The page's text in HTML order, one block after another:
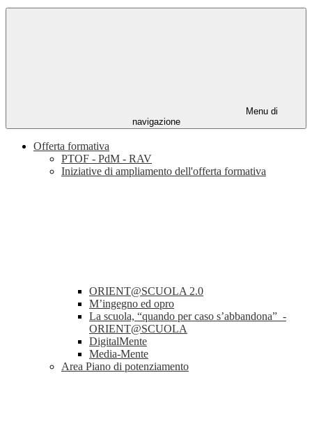
Menu di
navigazione
Offerta formativa
PTOF - PdM - RAV
Iniziative di ampliamento dell'offerta formativa
ORIENT@SCUOLA 2.0
M’ingegno ed opro
La scuola, “quando per caso s’abbandona” -
ORIENT@SCUOLA
DigitalMente
Media-Mente
Area Piano di potenziamento